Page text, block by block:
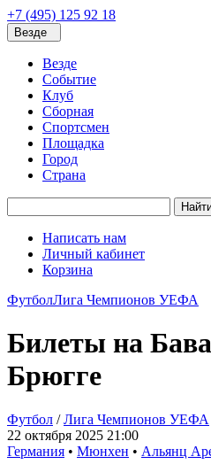
+7 (495) 125 92 18
Везде
Везде
Событие
Клуб
Сборная
Спортсмен
Площадка
Город
Страна
Написать нам
Личный кабинет
Корзина
ФутболЛига Чемпионов УЕФА
Билеты на
Брюгге
Футбол /Лига Чемпионов УЕФА
22 октября 2025 21:00
Германия • Мюнхен • Альянц